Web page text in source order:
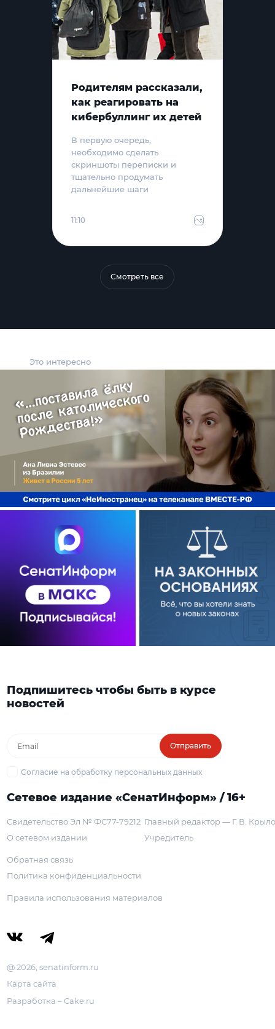
Это интересно
Родителям рассказали,
как реагировать на
кибербуллинг их детей
В первую очередь,
необходимо сделать
скриншоты переписки и
тщательно продумать
дальнейшие шаги
11:10
Смотреть все
Подпишитесь чтобы быть в курсе
новостей
Отправить
Согласие на обработку персональных данных
Сетевое издание «СенатИнформ» / 16+
Свидетельство Эл № ФС77-79212
О сетевом издании
Главный редактор — Г. В.
Учредитель
Обратная связь
Политика конфиденциальности
Правила использования материалов
@ 2026, senatinform.ru
Карта сайта
Разработка – Cake.ru